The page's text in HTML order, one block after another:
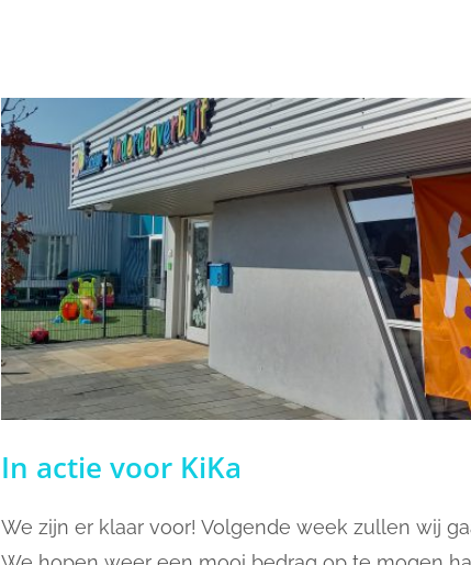
In actie voor KiKa
We zijn er klaar voor! Volgende week zullen wij